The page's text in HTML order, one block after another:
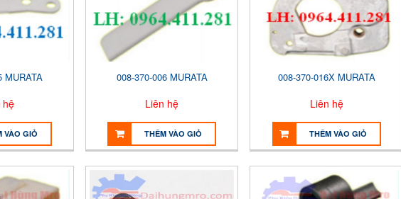
MURATA
hệ
VÀO GIỎ
008-370-006 MURATA
Liên hệ
THÊM VÀO GIỎ
008-370-016X MURATA
Liên hệ
THÊM VÀO GIỎ